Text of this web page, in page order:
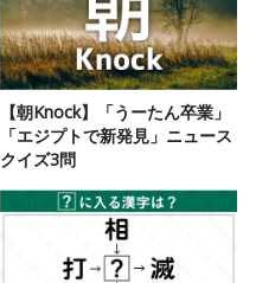
【朝Knock】「うーたん卒業」
「エジプトで新発見」ニュース
クイズ3問